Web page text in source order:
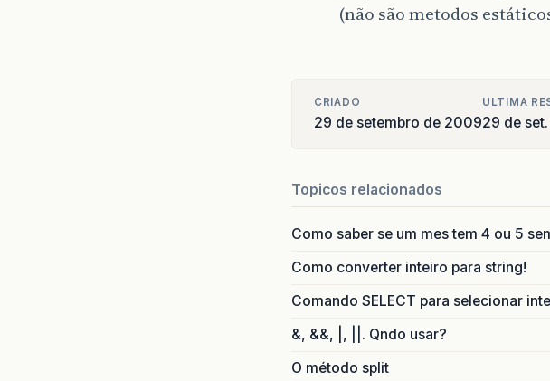
(não são metodos
CRIADO
29 de setembro de 2009
ULTIMA
29 de
Topicos relacionados
Como saber se um mes tem 4 ou 5
Como converter inteiro para string!
Comando SELECT para selecionar
&, &&, |, ||. Qndo usar?
O método split